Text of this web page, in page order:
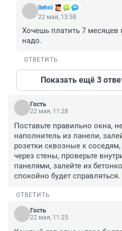
llehni
22 мая, 13:58
Хочешь платить 7 месяцев
надо.
ОТВЕТИТЬ
Показать ещё 3
Гость
22 мая, 11:28
Поставьте правильно окна,
наполнитель из панели,
розетки сквозные к соседям,
через стены, проверьте
панелями, залейте их
спокойно будет справляться.
ОТВЕТИТЬ
Гость
22 мая, 11:25